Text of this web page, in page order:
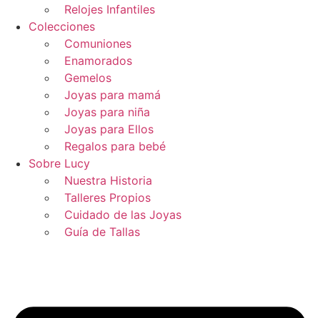
Relojes Infantiles
Colecciones
Comuniones
Enamorados
Gemelos
Joyas para mamá
Joyas para niña
Joyas para Ellos
Regalos para bebé
Sobre Lucy
Nuestra Historia
Talleres Propios
Cuidado de las Joyas
Guía de Tallas